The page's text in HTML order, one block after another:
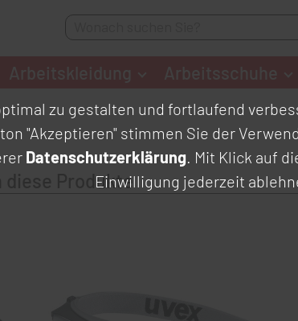
diese Produkte
zu gestalten und fortlaufend
"Akzeptieren" stimmen Sie der
Datenschutzerklärung. Mit Klick auf
Einwilligung jederzeit